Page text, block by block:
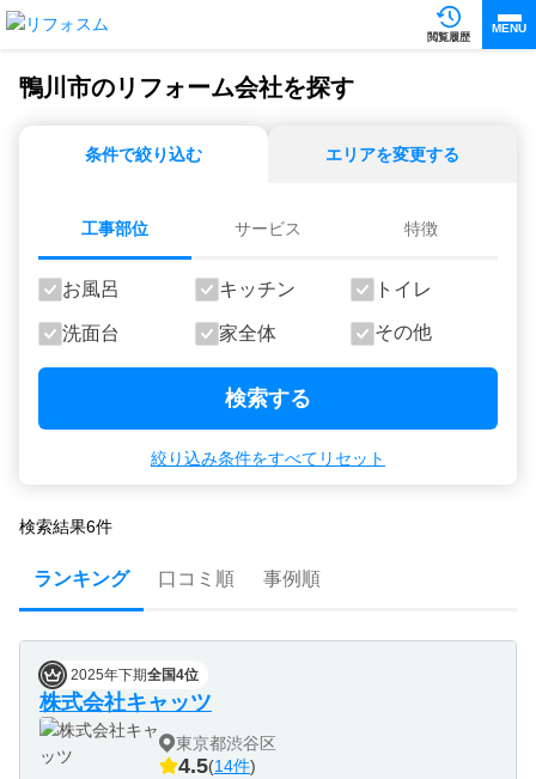
閲覧履歴
MENU
鴨川市のリフォーム会社を探す
条件で絞り込む エリアを変更する
工事部位 サービス 特徴
お風呂 キッチン トイレ
洗面台 家全体 その他
検索する
絞り込み条件をすべてリセット
検索結果6件
ランキング 口コミ順 事例順
2025年下期全国4位
株式会社キャッツ
東京都渋谷区
4.5(14件)